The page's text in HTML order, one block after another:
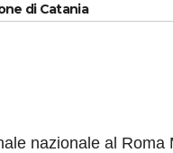
di Catania
nazionale al